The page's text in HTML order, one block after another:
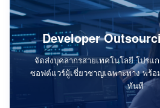
Developer
จัดส่งบุคลากรสายเทคโนโลยี โปร
ซอฟต์แวร์ผู้เชี่ยวชาญเฉพาะทาง พร้อ
ทันที